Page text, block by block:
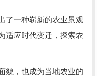
了一种崭新的农业景观
应时代变迁，探索农
貌，也成为当地农业的